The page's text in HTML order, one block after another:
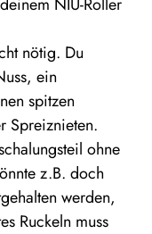
nötig. Du
ein
spitzen
Spreiznieten.
ohne
z.B. doch
werden,
Ruckeln muss